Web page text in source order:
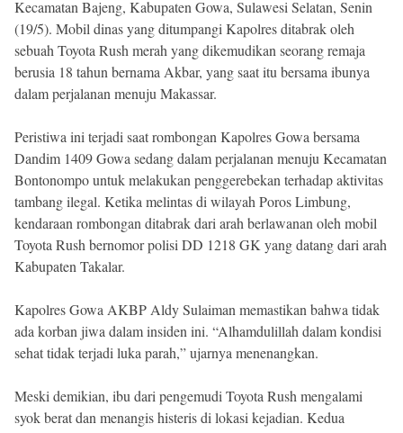
Kecamatan Bajeng, Kabupaten Gowa, Sulawesi Selatan, Senin
(19/5). Mobil dinas yang ditumpangi Kapolres ditabrak oleh
sebuah Toyota Rush merah yang dikemudikan seorang remaja
berusia 18 tahun bernama Akbar, yang saat itu bersama ibunya
dalam perjalanan menuju Makassar.
Peristiwa ini terjadi saat rombongan Kapolres Gowa bersama
Dandim 1409 Gowa sedang dalam perjalanan menuju Kecamatan
Bontonompo untuk melakukan penggerebekan terhadap aktivitas
tambang ilegal. Ketika melintas di wilayah Poros Limbung,
kendaraan rombongan ditabrak dari arah berlawanan oleh mobil
Toyota Rush bernomor polisi DD 1218 GK yang datang dari arah
Kabupaten Takalar.
Kapolres Gowa AKBP Aldy Sulaiman memastikan bahwa tidak
ada korban jiwa dalam insiden ini. “Alhamdulillah dalam kondisi
sehat tidak terjadi luka parah,” ujarnya menenangkan.
Meski demikian, ibu dari pengemudi Toyota Rush mengalami
syok berat dan menangis histeris di lokasi kejadian. Kedua